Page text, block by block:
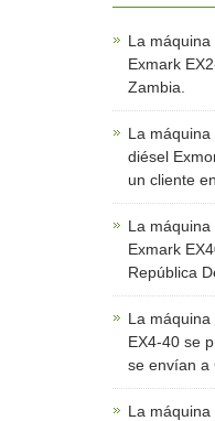
La
Exmark
Zambia.
La
diésel
un cliente
La
Exmark
República
La
EX4-40 se
se envían a
La